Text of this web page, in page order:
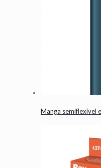
Manga semiflexível